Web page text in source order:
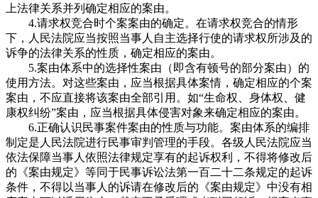
上法律关系并列确定相应的案由。
4.请求权竞合时个案案由的确定。在请求权竞合的情形
下，人民法院应当按照当事人自主选择行使的请求权所涉及的
诉争的法律关系的性质，确定相应的案由。
5.案由体系中的选择性案由（即含有顿号的部分案由）的
使用方法。对这些案由，应当根据具体案情，确定相应的个案
案由，不应直接将该案由全部引用。如“生命权、身体权、健
康权纠纷”案由，应当根据具体侵害对象来确定相应的案由。
6.正确认识民事案件案由的性质与功能。案由体系的编排
制定是人民法院进行民事审判管理的手段。各级人民法院应当
依法保障当事人依照法律规定享有的起诉权利，不得将修改后
的《案由规定》等同于民事诉讼法第一百二十二条规定的起诉
条件，不得以当事人的诉请在修改后的《案由规定》中没有相